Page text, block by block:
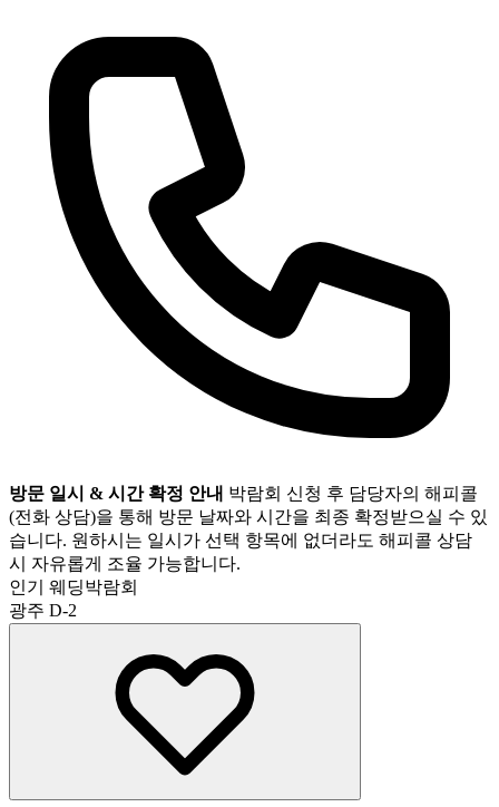
방문 일시 & 시간 확정 안내 박람회 신청 후 담당자의 해피콜
(전화 상담)을 통해 방문 날짜와 시간을 최종 확정받으실 수 있
습니다. 원하시는 일시가 선택 항목에 없더라도 해피콜 상담
시 자유롭게 조율 가능합니다.
인기 웨딩박람회
광주 D-2